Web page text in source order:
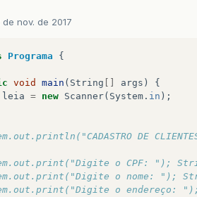
de nov. de 2017
Programa {
void main ( String args )
{
leia = new Scanner( System . in );
DE
o CPF: ");
o nome: ");
o endereço: